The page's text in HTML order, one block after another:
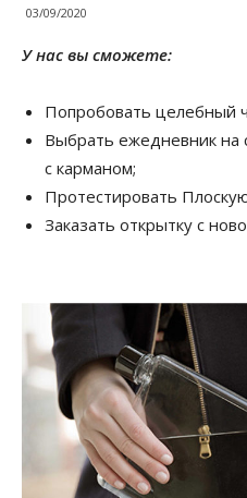
03/09/2020
У нас вы сможете:
Попробовать целебный
Выбрать ежедневник
с карманом;
Протестировать
Заказать открытку с